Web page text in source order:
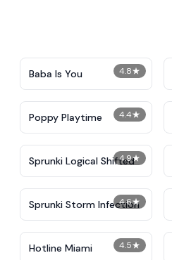
4.8★
Baba Is You
4.4★
Poppy Playtime
4.9★
Sprunki Logical Shifted
4.6★
Sprunki Storm Infection
4.5★
Hotline Miami